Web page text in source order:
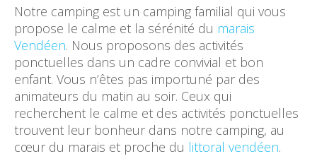
Notre camping est un camping familial qui vous
propose le calme et la sérénité du marais
Vendéen. Nous proposons des activités
ponctuelles dans un cadre convivial et bon
enfant. Vous n’êtes pas importuné par des
animateurs du matin au soir. Ceux qui
recherchent le calme et des activités ponctuelles
trouvent leur bonheur dans notre camping, au
cœur du marais et proche du littoral vendéen.